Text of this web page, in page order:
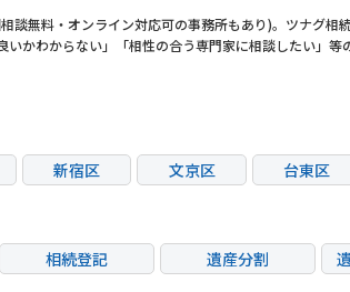
談無料・オンライン対応可の事務所もあり)。ツナグ相
かわからない」「相性の合う専門家に相談したい」等
新宿区 文京区 台東区
荒川区 板橋区 練馬区
立川市 三鷹市 府中市
相続登記 遺産分割